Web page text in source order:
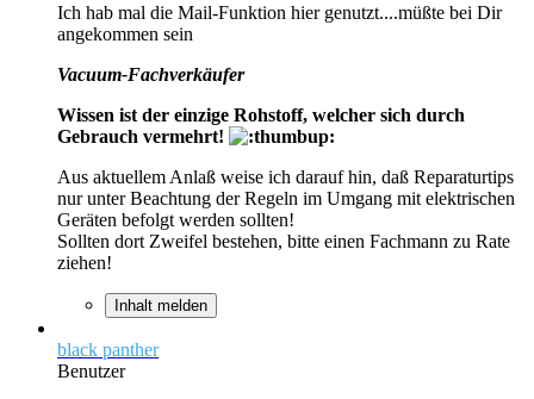
Ich hab mal die Mail-Funktion hier genutzt....müßte bei Dir
angekommen sein
Vacuum-Fachverkäufer
Wissen ist der einzige Rohstoff, welcher sich durch
Gebrauch vermehrt!
Aus aktuellem Anlaß weise ich darauf hin, daß Reparaturtips
nur unter Beachtung der Regeln im Umgang mit elektrischen
Geräten befolgt werden sollten!
Sollten dort Zweifel bestehen, bitte einen Fachmann zu Rate
ziehen!
Inhalt melden
black panther
Benutzer